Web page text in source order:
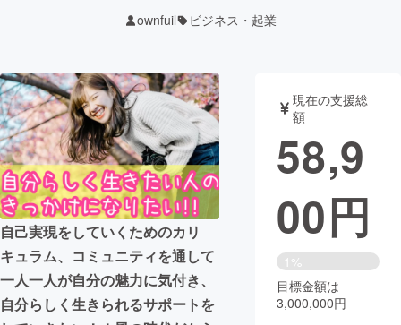
ジェクト
募集終了が近いプ
ロジェクト
アート・写真 音楽
テクノロジー・ガジェット ゲーム・
映像・映画 書籍・雑誌
ビジネス・起業 チャレンジ
まちづくり・地域活性化
ownfuil ビジネス・起業
自己実現をしていくためのカリ
キュラム、コミュニティを通して
一人一人が自分の魅力に気付き、
自分らしく生きられるサポートを
現在の支援総
額
58,9
00円
1%
目標金額は
3,000,000円